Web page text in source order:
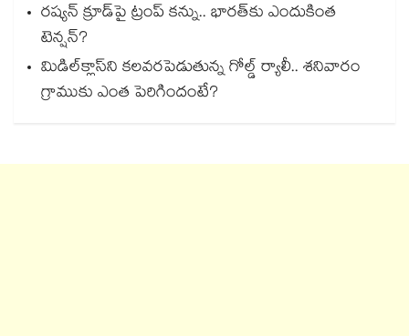
రష్యన్ క్రూడ్‌పై ట్రంప్ కన్ను.. భారత్‌కు ఎందుకింత
టెన్షన్?
మిడిల్‌క్లాస్‌ని కలవరపెడుతున్న గోల్డ్ ర్యాలీ.. శనివారం
గ్రాముకు ఎంత పెరిగిందంటే?